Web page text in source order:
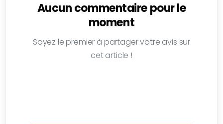
Aucun commentaire pour le
moment
Soyez le premier à partager votre avis sur
cet article !